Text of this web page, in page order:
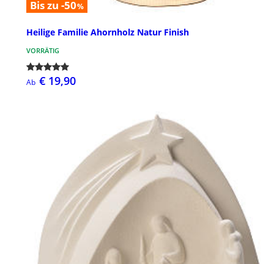
Bis zu -50%
Heilige Familie Ahornholz Natur Finish
VORRÄTIG
Ab € 19,90